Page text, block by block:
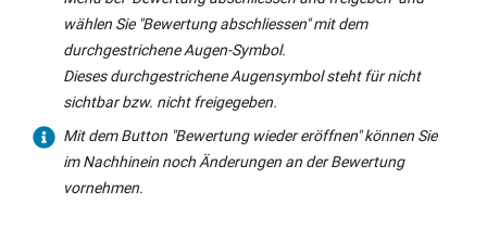
wählen Sie "Bewertung abschliessen" mit dem
durchgestrichene Augen-Symbol.
Dieses durchgestrichene Augensymbol steht für nicht
sichtbar bzw. nicht freigegeben.
Mit dem Button "Bewertung wieder eröffnen" können Sie
im Nachhinein noch Änderungen an der Bewertung
vornehmen.